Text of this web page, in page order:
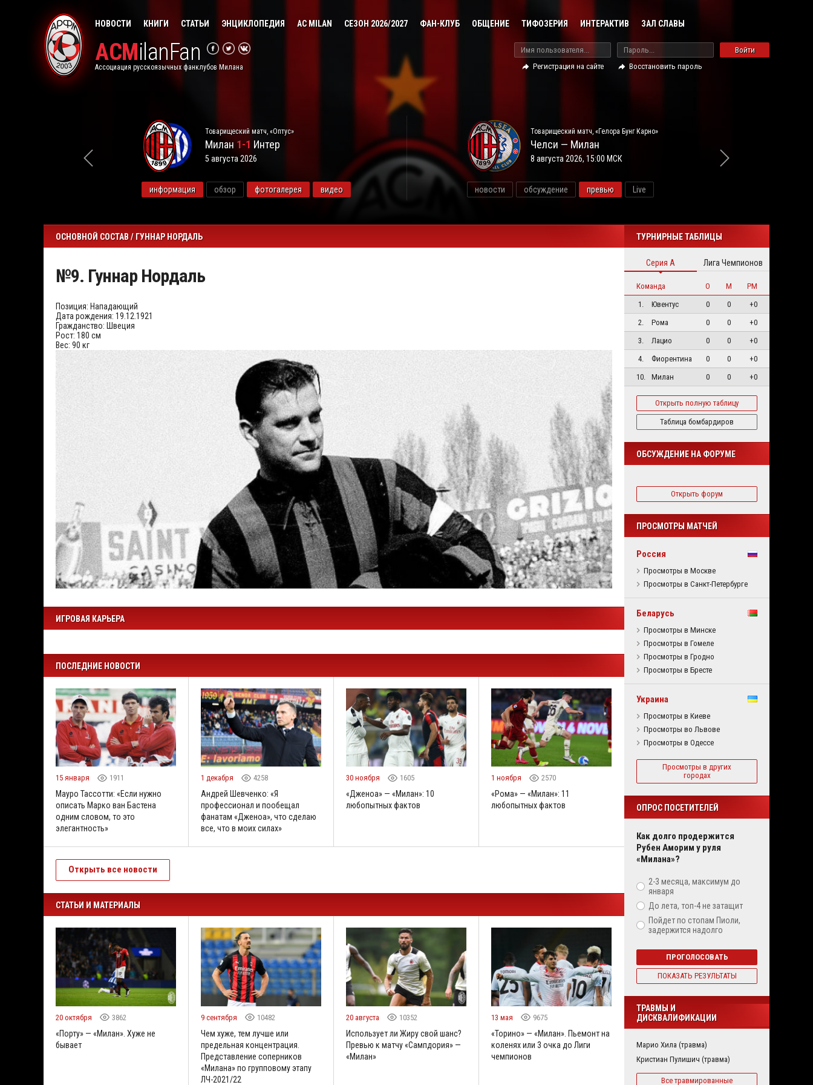
НОВОСТИ КНИГИ СТАТЬИ ЭНЦИКЛОПЕДИЯ AC MILAN СЕЗОН 2026/2027 ФАН-КЛУБ ОБЩЕНИЕ ТИФОЗЕРИЯ ИНТЕРАКТИВ ЗАЛ СЛАВЫ
ACMilanFan
Ассоциация русскоязычных фанклубов Милана
Войти
Регистрация на сайте
Восстановить пароль
Товарищеский матч, «Оптус»
Милан 1-1 Интер
5 августа 2026
информация обзор фотогалерея видео
Товарищеский матч, «Гелора Бунг Карно»
Челси — Милан
8 августа 2026, 15:00 МСК
новости обсуждение превью Live
ОСНОВНОЙ СОСТАВ / ГУННАР НОРДАЛЬ
№9. Гуннар Нордаль
Позиция: Нападающий
Дата рождения: 19.12.1921
Гражданство: Швеция
Рост: 180 см
Вес: 90 кг
ИГРОВАЯ КАРЬЕРА
ПОСЛЕДНИЕ НОВОСТИ
15 января 1911
Мауро Тассотти: «Если нужно
описать Марко ван Бастена
одним словом, то это
элегантность»
1 декабря 4258
Андрей Шевченко: «Я
профессионал и пообещал
фанатам «Дженоа», что сделаю
все, что в моих силах»
30 ноября 1605
«Дженоа» — «Милан»: 10
любопытных фактов
1 ноября 2570
«Рома» — «Милан»: 11
любопытных фактов
Открыть все новости
СТАТЬИ И МАТЕРИАЛЫ
20 октября 3862
«Порту» — «Милан». Хуже не
бывает
9 сентября 10482
Чем хуже, тем лучше или
предельная концентрация.
Представление соперников
«Милана» по групповому этапу
ЛЧ-2021/22
20 августа 10352
Использует ли Жиру свой шанс?
Превью к матчу «Сампдория» —
«Милан»
13 мая 9675
«Торино» — «Милан». Пьемонт на
коленях или 3 очка до Лиги
чемпионов
ТУРНИРНЫЕ ТАБЛИЦЫ
Серия А Лига Чемпионов
Команда О М
РМ
1.
Ювентус 0 0
+0
2.
Рома 0 0
+0
3.
Лацио 0 0
+0
4.
Фиорентина 0 0
+0
10.
Милан 0 0 +0
Открыть полную таблицу
Таблица бомбардиров
ОБСУЖДЕНИЕ НА ФОРУМЕ
Открыть форум
ПРОСМОТРЫ МАТЧЕЙ
Россия
Просмотры в Москве
Просмотры в Санкт-Петербурге
Беларусь
Просмотры в Минске
Просмотры в Гомеле
Просмотры в Гродно
Просмотры в Бресте
Украина
Просмотры в Киеве
Просмотры во Львове
Просмотры в Одессе
Просмотры в других
городах
ОПРОС ПОСЕТИТЕЛЕЙ
Как долго продержится
Рубен Аморим у руля
«Милана»?
2-3 месяца, максимум до
января
До лета, топ-4 не затащит
Пойдет по стопам Пиоли,
задержится надолго
ПРОГОЛОСОВАТЬ
ПОКАЗАТЬ РЕЗУЛЬТАТЫ
ТРАВМЫ И
ДИСКВАЛИФИКАЦИИ
Марио Хила (травма)
Кристиан Пулишич (травма)
Все травмированные